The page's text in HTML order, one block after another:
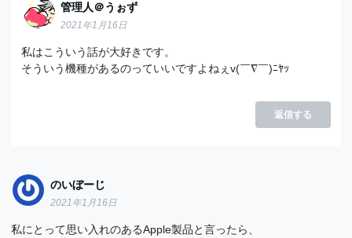
管理人＠うぉず
2021年1月16日
私はこういう話が大好きです。
そういう機種があるのっていいですよねぇv(￣∇￣)ﾆﾔｯ
返信する
のいぼーじ
2021年1月16日
私にとって思い入れのあるApple製品と言ったら、